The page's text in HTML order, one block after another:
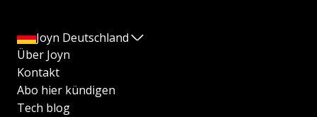
Joyn Deutschland
Über Joyn
Kontakt
Abo hier kündigen
Tech blog